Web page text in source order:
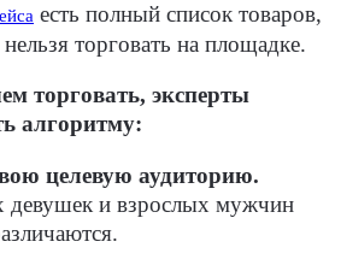
есть полный список товаров,
торговать на площадке.
торговать, эксперты
алгоритму:
целевую аудиторию.
и взрослых мужчин